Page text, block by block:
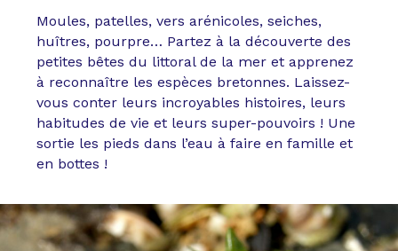
Moules, patelles, vers arénicoles, seiches,
huîtres, pourpre… Partez à la découverte des
petites bêtes du littoral de la mer et apprenez
à reconnaître les espèces bretonnes. Laissez-
vous conter leurs incroyables histoires, leurs
habitudes de vie et leurs super-pouvoirs ! Une
sortie les pieds dans l’eau à faire en famille et
en bottes !